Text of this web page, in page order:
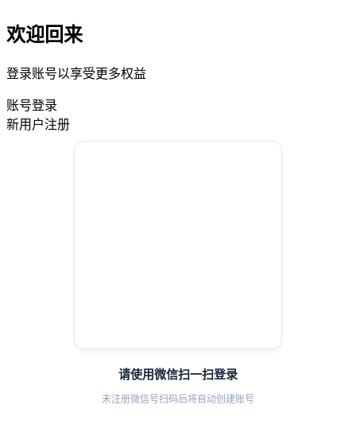
欢迎回来
登录账号以享受更多权益
账号登录
新用户注册
请使用微信扫一扫登录
未注册微信号扫码后将自动创建账号